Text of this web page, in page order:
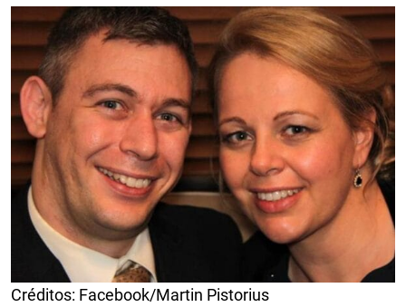
Créditos: Facebook/Martin Pistorius